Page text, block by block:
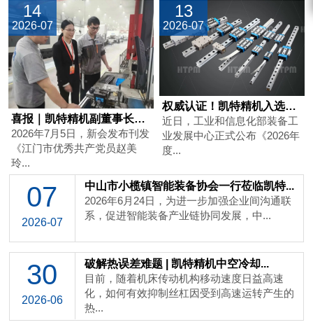
14
2026-07
喜报｜凯特精机副董事长赵美玲获评江门...
2026年7月5日，新会发布刊发
《江门市优秀共产党员赵美
玲...
13
2026-07
权威认证！凯特精机入选工信部工业母机...
近日，工业和信息化部装备工
业发展中心正式公布《2026年
度...
07
2026-07
中山市小榄镇智能装备协会一行莅临凯特...
2026年6月24日，为进一步加强企业间沟通联
系，促进智能装备产业链协同发展，中...
30
2026-06
破解热误差难题 | 凯特精机中空冷却...
目前，随着机床传动机构移动速度日益高速
化，如何有效抑制丝杠因受到高速运转产生的
热...